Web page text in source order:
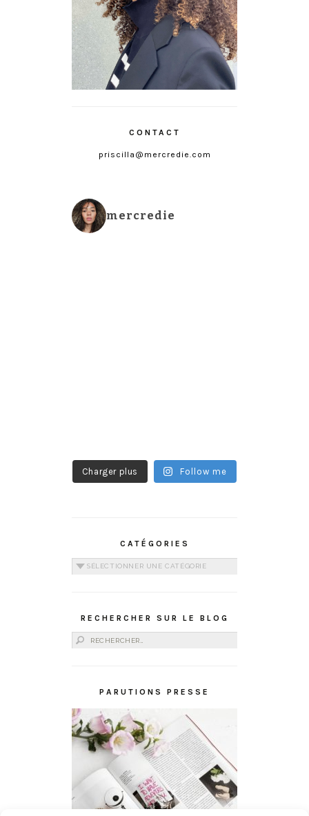
CONTACT
priscilla@mercredie.com
mercredie
Charger plus Follow me
CATÉGORIES
Catégories
RECHERCHER SUR LE BLOG
Rechercher :
PARUTIONS PRESSE